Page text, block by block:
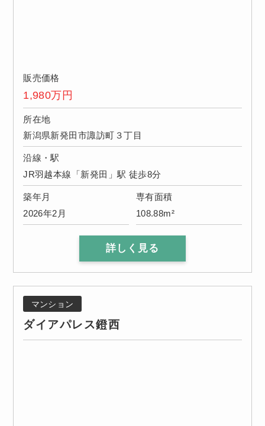
販売価格
1,980万円
所在地
新潟県新発田市諏訪町３丁目
沿線・駅
JR羽越本線「新発田」駅 徒歩8分
築年月
2026年2月
専有面積
108.88m²
詳しく見る
マンション
ダイアパレス鐙西